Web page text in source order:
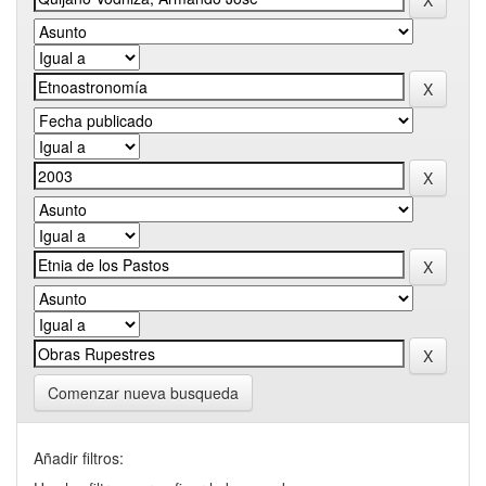
Comenzar nueva busqueda
Añadir filtros: